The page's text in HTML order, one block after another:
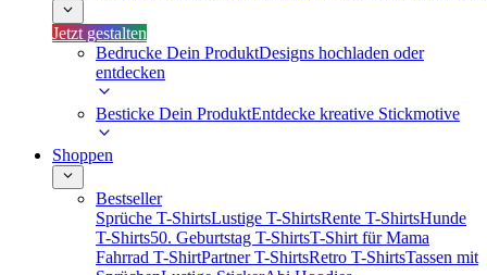
Jetzt gestalten
Bedrucke Dein ProduktDesigns hochladen oder
entdecken
Besticke Dein ProduktEntdecke kreative Stickmotive
Shoppen
Bestseller
Sprüche T-ShirtsLustige T-ShirtsRente T-ShirtsHunde
T-Shirts50. Geburtstag T-ShirtsT-Shirt für Mama
Fahrrad T-ShirtPartner T-ShirtsRetro T-ShirtsTassen mit